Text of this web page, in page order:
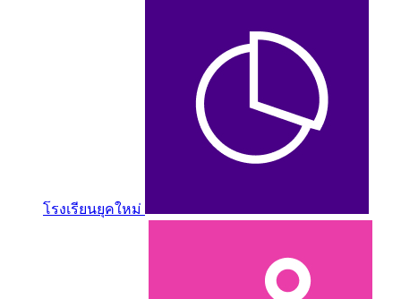
โรงเรียนยุคใหม่